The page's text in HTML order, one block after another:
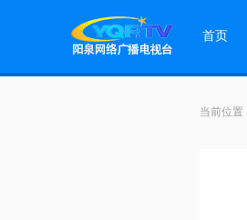
首页
当前位置